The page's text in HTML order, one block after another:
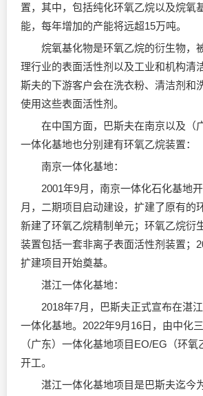
置，其中，包括纯化环氧乙烷以及烷氧
能，每年增加的产能将远超15万吨。
烷氧基化物是环氧乙烷的衍生物，
理行业的表面活性剂以及工业和机构清
斯夫的下游客户会在洗衣粉、清洁剂和
使用这些表面活性剂。
在中国方面，巴斯夫在南京以及（
一体化基地也分别建有环氧乙烷装置：
南京一体化基地：
2001年9月，南京一体化石化基地开
月，二期项目启动建设，扩建了原有的
新建了环氧乙烷精制单元；环氧乙烷衍
装置包括一套非离子表面活性剂装置；
扩建项目开始奠基。
湛江一体化基地：
2018年7月，巴斯夫正式宣布在湛江
一体化基地。2022年9月16日，由中化
（广东）一体化基地项目EO/EG（环
开工。
湛江一体化基地项目是巴斯夫迄今